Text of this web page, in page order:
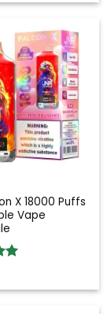
X 18000 Puffs
Vape